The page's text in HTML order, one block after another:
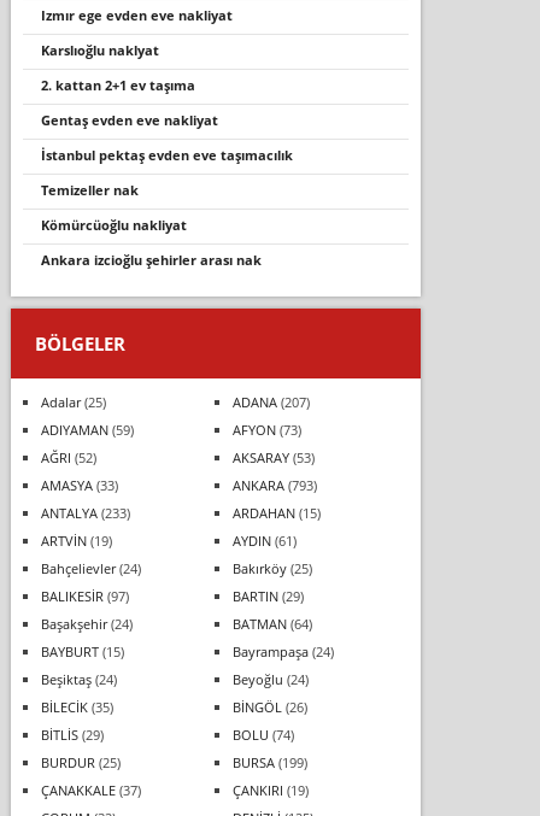
izmır ege evden eve nakliyat
karslioğlu naklyat
2. kattan 2+1 ev taşıma
gentaş evden eve nakliyat
i̇stanbul pektaş evden eve taşımacılık
temizeller nak
kömürcüoğlu nakliyat
ankara izcioğlu şehirler arası nak
BÖLGELER
Adalar(25) ADANA(207)
ADIYAMAN(59) AFYON(73)
AĞRI (52) AKSARAY(53)
AMASYA(33) ANKARA(793)
ANTALYA(233) ARDAHAN(15)
ARTVİN(19) AYDIN(61)
Bahçelievler(24) Bakırköy(25)
BALIKESİR (97) BARTIN(29)
Başakşehir(24) BATMAN(64)
BAYBURT(15) Bayrampaşa(24)
Beşiktaş(24) Beyoğlu (24)
BİLECİK(35) BİNGÖL (26)
BİTLİS(29) BOLU (74)
BURDUR (25) BURSA(199)
ÇANAKKALE(37) ÇANKIRI (19)